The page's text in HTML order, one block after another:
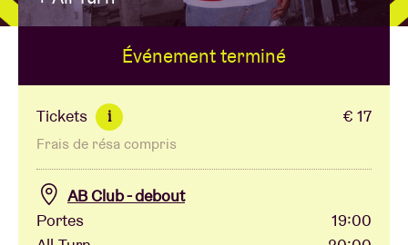
Location de salles
BRDCST
ABtv
Chèque-concert
Événement terminé
Tickets i € 17
Frais de résa compris
AB Club - debout
Portes
19:00